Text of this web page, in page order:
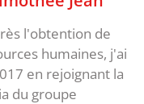
l'obtention de
humaines, j'ai
en rejoignant la
du groupe